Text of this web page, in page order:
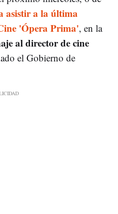
asistir a la última
'Ópera Prima', en la
al director de cine
el Gobierno de